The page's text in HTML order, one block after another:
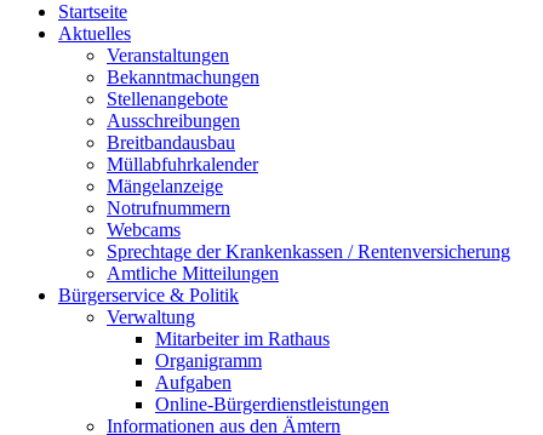
Startseite
Aktuelles
Veranstaltungen
Bekanntmachungen
Stellenangebote
Ausschreibungen
Breitbandausbau
Müllabfuhrkalender
Mängelanzeige
Notrufnummern
Webcams
Sprechtage der Krankenkassen / Rentenversicherung
Amtliche Mitteilungen
Bürgerservice & Politik
Verwaltung
Mitarbeiter im Rathaus
Organigramm
Aufgaben
Online-Bürgerdienstleistungen
Informationen aus den Ämtern